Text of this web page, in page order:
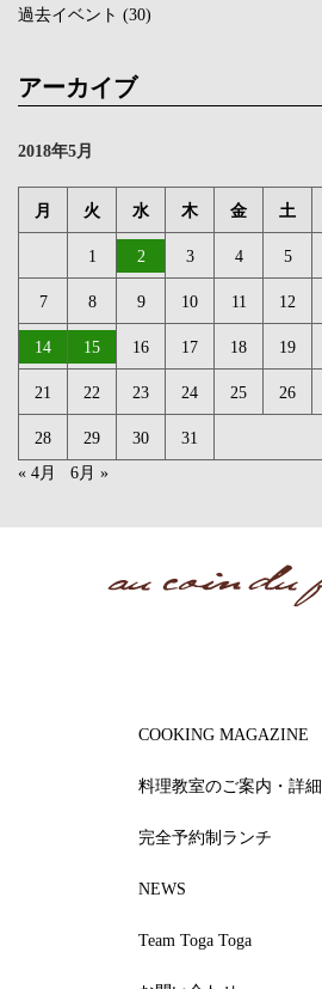
過去イベント (30)
アーカイブ
2018年5月
月 火 水 木 金 土
1 2 3 4 5
7 8 9 10 11 12
14 15 16 17 18 19
21 22 23 24 25 26
28 29 30
31
« 4月
6月 »
COOKING MAGAZINE
料理教室のご案内・詳細
完全予約制ランチ
NEWS
Team Toga Toga